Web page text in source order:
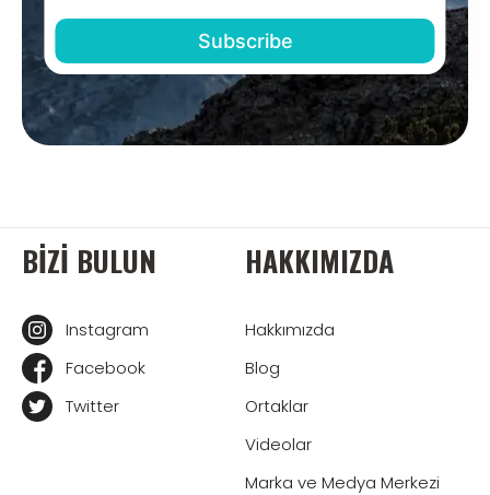
BIZI BULUN
Instagram
Facebook
Twitter
HAKKIMIZDA
Hakkımızda
Blog
Ortaklar
Videolar
Marka ve Medya Merkezi